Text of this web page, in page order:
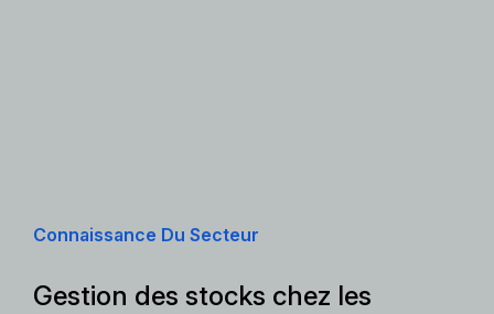
Connaissance Du Secteur
Gestion des stocks chez les